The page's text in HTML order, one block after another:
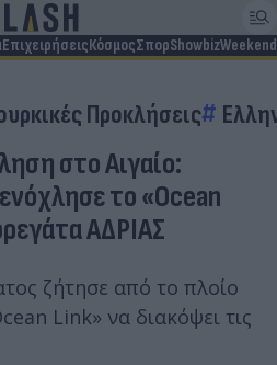
ΕπιχειρήσειςΚόσμοςΣπορShowbizWeekend
Προκλήσεις
στο Αιγαίο:
το «Ocean
ΑΔΡΙΑΣ
ζήτησε από το πλοίο
Link» να διακόψει τις